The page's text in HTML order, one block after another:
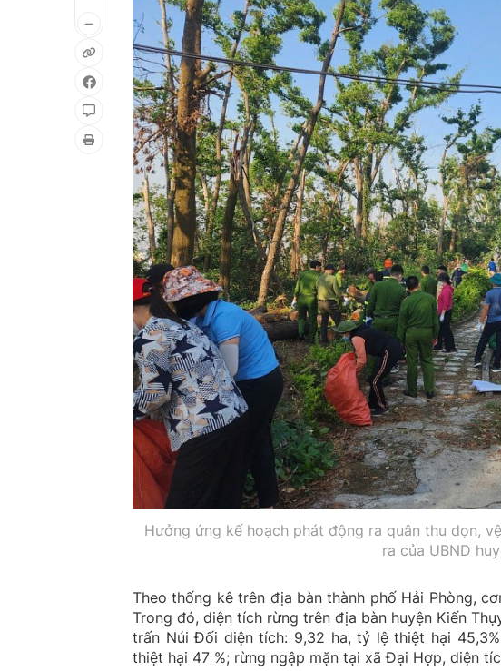
Hưởng ứng kế hoạch phát động ra quân thu dọn,
ra của UBND
Theo thống kê trên địa bàn thành phố Hải Phòng,
Trong đó, diện tích rừng trên địa bàn huyện Kiến
trấn Núi Đối diện tích: 9,32 ha, tỷ lệ thiệt hại
thiệt hại 47 %; rừng ngập mặn tại xã Đại Hợp, diện